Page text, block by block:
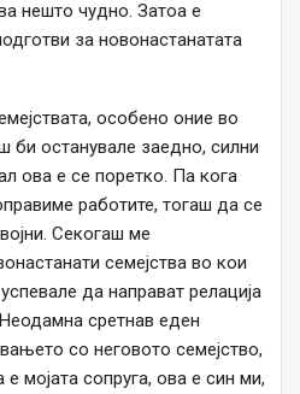
нешто чудно. Затоа е
за новонастанатата
особено оние во
би останувале заедно, силни
ова е се поретко. Па кога
работите, тогаш да се
Секогаш ме
семејства во кои
да направат релација
сретнав еден
со неговото семејство,
мојата сопруга, ова е син ми,